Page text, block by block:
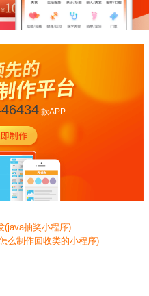
款APP
(java抽奖小程序)
么制作回收类的小程序)